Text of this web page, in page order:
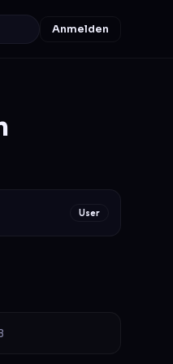
Anmelden
User